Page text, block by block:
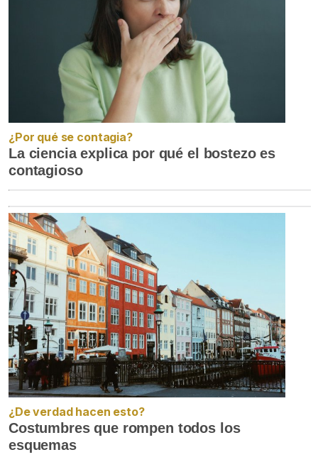
¿Por qué se contagia?
La ciencia explica por qué el bostezo es
contagioso
¿De verdad hacen esto?
Costumbres que rompen todos los
esquemas